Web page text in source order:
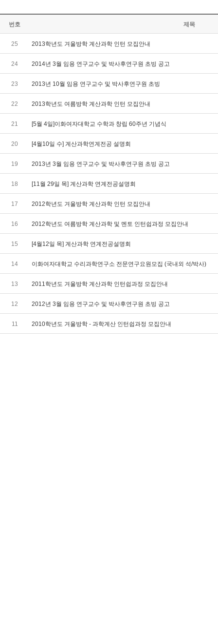
번호 제목
25 2013학년도 겨울방학 계산과학 인턴 모집안내
24 2014년 3월 임용 연구교수 및 박사후연구원 초빙 공고
23 2013년 10월 임용 연구교수 및 박사후연구원 초빙
22 2013학년도 여름방학 계산과학 인턴 모집안내
21 [5월 4일]이화여자대학교 수학과 창립 60주년 기념식
20 [4월10일 수] 계산과학연계전공 설명회
19 2013년 3월 임용 연구교수 및 박사후연구원 초빙 공고
18 [11월 29일 목] 계산과학 연계전공설명회
17 2012학년도 겨울방학 계산과학 인턴 모집안내
16 2012학년도 여름방학 계산과학 및 멘토 인턴쉽과정 모집안내
15 [4월12일 목] 계산과학 연계전공설명회
14 이화여자대학교 수리과학연구소 전문연구요원모집 (국내외 석/박사)
13 2011학년도 겨울방학 계산과학 인턴쉽과정 모집안내
12 2012년 3월 임용 연구교수 및 박사후연구원 초빙 공고
11 2010학년도 겨울방학 - 과학계산 인턴쉽과정 모집안내